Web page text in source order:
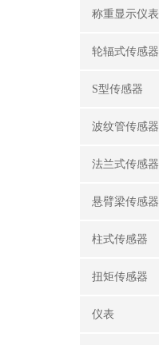
称重显示仪表
轮辐式传感器
S型传感器
波纹管传感器
法兰式传感器
悬臂梁传感器
柱式传感器
扭矩传感器
仪表